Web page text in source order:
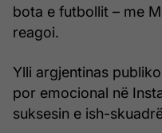
bota e futbollit – me
reagoi.
Ylli argjentinas
por emocional në
suksesin e ish-